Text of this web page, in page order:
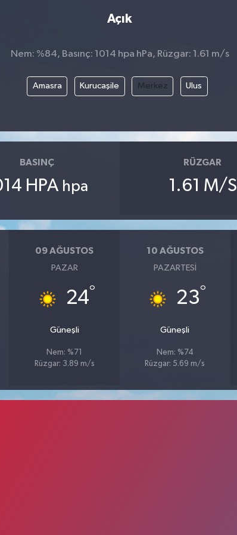
Açık
Nem: %84, Basınç: 1014 hpa hPa, Rüzgar: 1.61 m/s
Amasra Kurucaşile Merkez Ulus
BASINÇ
HPA hpa
RÜZGAR
1.61 M/S
09 AĞUSTOS
PAZAR
24°
Güneşli
Nem: %71
Rüzgar: 3.89 m/s
10 AĞUSTOS
PAZARTESI
23°
Güneşli
Nem: %74
Rüzgar: 5.69 m/s